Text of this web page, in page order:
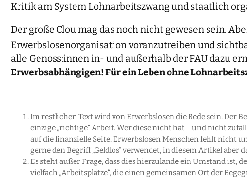
Kritik am System Lohnarbeitszwang und staatlich
Der große Clou mag das noch nicht gewesen sein.
Erwerbslosenorganisation voranzutreiben und
alle Genoss:innen in- und außerhalb der FAU dazu
Erwerbsabhängigen! Für ein Leben ohne
Im restlichen Text wird von Erwerbslosen die Rede sein. Der
einzige „richtige“ Arbeit. Wer diese nicht hat – und nicht
auf die finanzielle Seite. Erwerbslosen Menschen fehlt nicht
gerne den Begriff „Geldlos“ verwendet, in diesem Artikel aber
Es steht außer Frage, dass dies hierzulande ein Umstand
vielfach „Arbeitsplätze“, die einen gemeinsamen Ort der